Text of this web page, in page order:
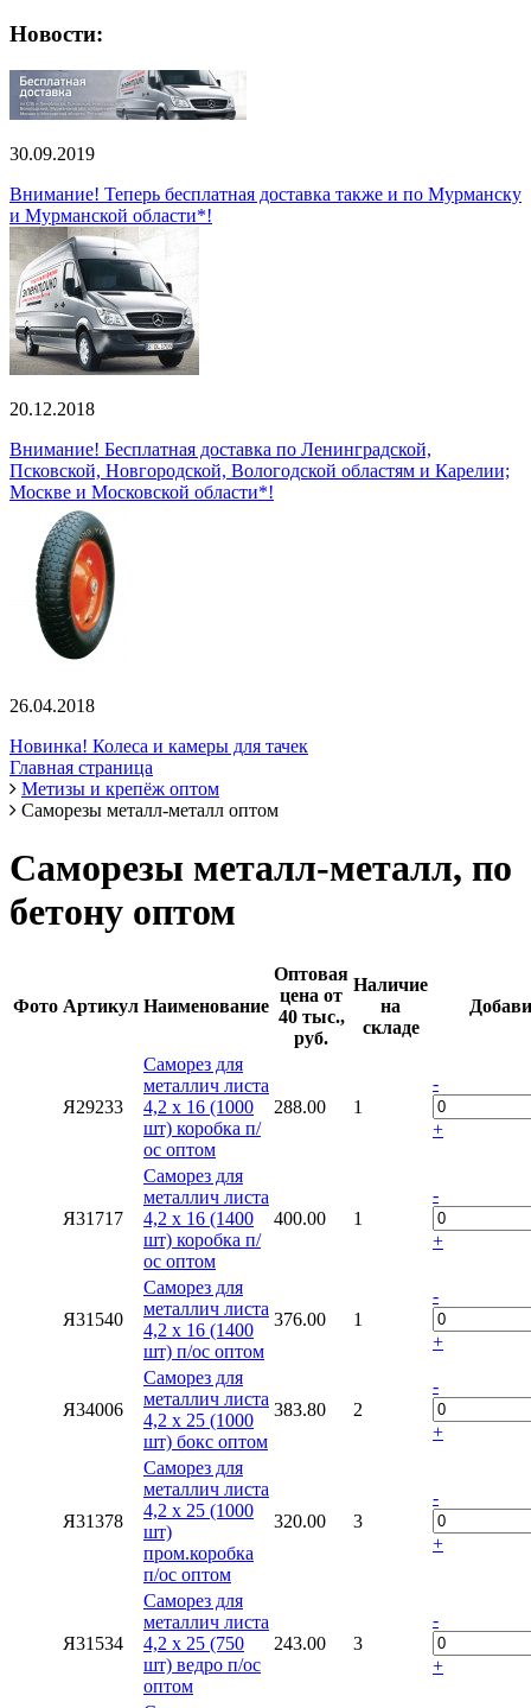
Новости:
30.09.2019
Внимание! Теперь бесплатная доставка также и по Мурманску
и Мурманской области*!
20.12.2018
Внимание! Бесплатная доставка по Ленинградской,
Псковской, Новгородской, Вологодской областям и Карелии;
Москве и Московской области*!
26.04.2018
Новинка! Колеса и камеры для тачек
Главная страница
Метизы и крепёж оптом
Саморезы металл-металл оптом
Саморезы металл-металл, по
бетону оптом
Фото Артикул Наименование
Оптовая
цена от
40 тыс.,
руб.
Наличие
на
складе
Я29233
Саморез для
металлич листа
4,2 х 16 (1000
шт) коробка п/
ос оптом
288.00 1
-
+
Я31717
Саморез для
металлич листа
4,2 х 16 (1400
шт) коробка п/
ос оптом
400.00 1
-
+
Я31540
Саморез для
металлич листа
4,2 х 16 (1400
шт) п/ос оптом
376.00 1
-
+
Я34006
Саморез для
металлич листа
4,2 х 25 (1000
шт) бокс оптом
383.80 2
-
+
Я31378
Саморез для
металлич листа
4,2 х 25 (1000
шт)
пром.коробка
п/ос оптом
320.00 3
-
+
Я31534
Саморез для
металлич листа
4,2 х 25 (750
шт) ведро п/ос
оптом
243.00 3
-
+